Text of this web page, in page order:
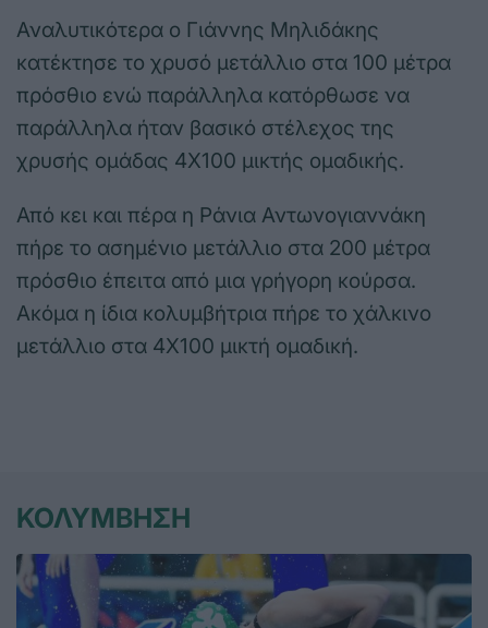
Αναλυτικότερα ο Γιάννης Μηλιδάκης
κατέκτησε το χρυσό μετάλλιο στα 100 μέτρα
πρόσθιο ενώ παράλληλα κατόρθωσε να
παράλληλα ήταν βασικό στέλεχος της
χρυσής ομάδας 4Χ100 μικτής ομαδικής.
Από κει και πέρα η Ράνια Αντωνογιαννάκη
πήρε το ασημένιο μετάλλιο στα 200 μέτρα
πρόσθιο έπειτα από μια γρήγορη κούρσα.
Ακόμα η ίδια κολυμβήτρια πήρε το χάλκινο
μετάλλιο στα 4Χ100 μικτή ομαδική.
ΚΟΛΥΜΒΗΣΗ